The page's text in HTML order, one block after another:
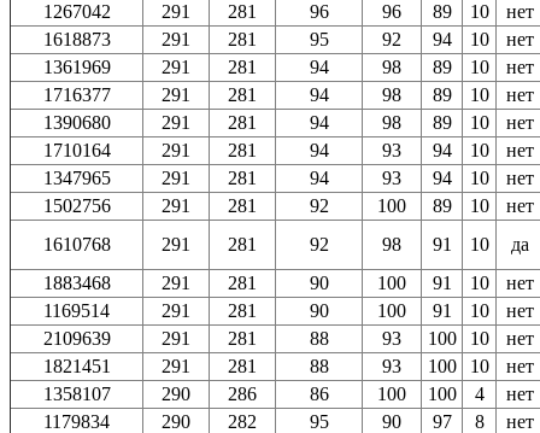
1267042
291 281 96 96 89 10
нет
1618873
291 281 95 92 94 10
нет
1361969
291 281 94 98 89 10
нет
1716377
291 281 94 98 89 10
нет
1390680
291 281 94 98 89 10
нет
1710164
291 281 94 93 94 10
нет
1347965
291 281 94 93 94 10
нет
1502756
291 281 92 100 89 10
нет
1610768
291 281 92 98 91 10
да
1883468
291 281 90 100 91 10
нет
1169514
291 281 90 100 91 10
нет
2109639
291 281 88 93 100 10
нет
1821451
291 281 88 93 100 10
нет
1358107
290 286 86 100 100 4
нет
1179834
290 282 95 90 97 8
нет